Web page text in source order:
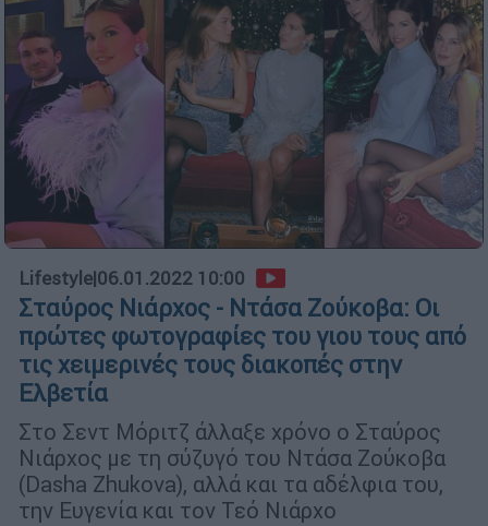
Lifestyle|06.01.2022 10:00
Σταύρος Νιάρχος - Ντάσα Ζούκοβα: Οι
πρώτες φωτογραφίες του γιου τους από
τις χειμερινές τους διακοπές στην
Ελβετία
Στο Σεντ Μόριτζ άλλαξε χρόνο ο Σταύρος
Νιάρχος με τη σύζυγό του Ντάσα Ζούκοβα
(Dasha Zhukova), αλλά και τα αδέλφια του,
την Ευγενία και τον Τεό Νιάρχο